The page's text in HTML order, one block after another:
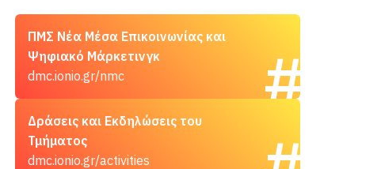
ΠΜΣ Νέα Μέσα Επικοινωνίας και
Ψηφιακό Μάρκετινγκ
dmc.ionio.gr/nmc
Δράσεις και Εκδηλώσεις του
Τμήματος
dmc.ionio.gr/activities